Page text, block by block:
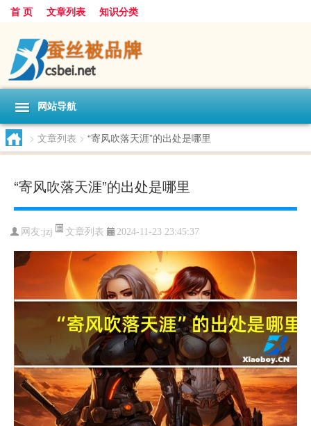
首 页 文章列表 知识分类
网站导航
> 文章列表 > “寄风吹落天涯”的出处是哪里
“寄风吹落天涯”的出处是哪里
网友:jzj 文章列表 2024-11-23 23:45:37